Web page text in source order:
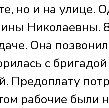
но и на улице.
Николаевны.
Она
с
Предоплату
рабочие были